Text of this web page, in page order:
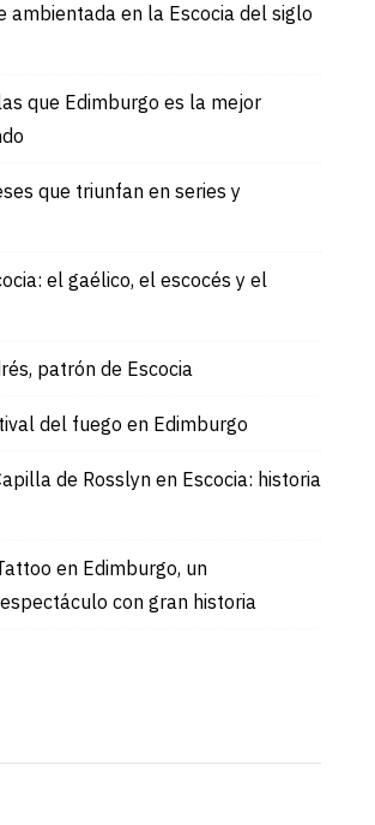
ambientada en la Escocia del siglo
que Edimburgo es la mejor
que triunfan en series y
el gaélico, el escocés y el
patrón de Escocia
del fuego en Edimburgo
de Rosslyn en Escocia: historia
en Edimburgo, un
con gran historia